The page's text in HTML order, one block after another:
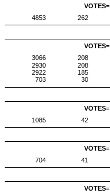
VOTES=
4853
262
VOTES=
3066
208
2930
208
2922
185
703
30
VOTES=
1085
42
VOTES=
704
41
VOTES=